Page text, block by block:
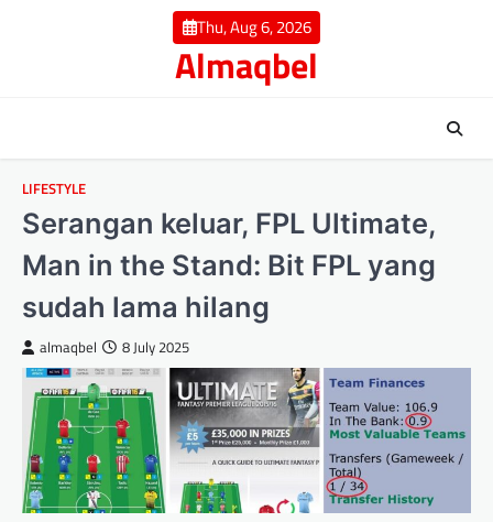
Thu, Aug 6, 2026
Almaqbel
LIFESTYLE
Serangan keluar, FPL Ultimate,
Man in the Stand: Bit FPL yang
sudah lama hilang
almaqbel 8 July 2025